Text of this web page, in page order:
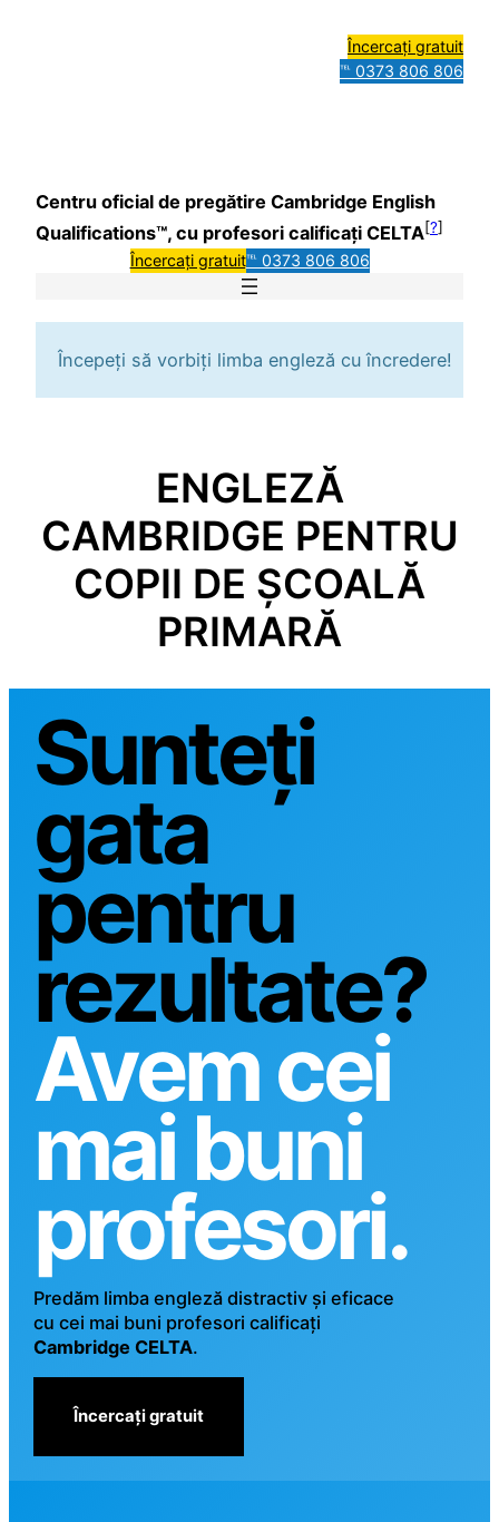
Încercați gratuit
℡ 0373 806 806
Centru oficial de pregătire Cambridge English
Qualifications™, cu profesori calificați CELTA[?]
Încercați gratuit℡ 0373 806 806
Începeți să vorbiți limba engleză cu încredere!
ENGLEZĂ
CAMBRIDGE PENTRU
COPII DE ȘCOALĂ
PRIMARĂ
Sunteți
gata
pentru
rezultate?
Avem cei
mai buni
profesori.
Predăm limba engleză distractiv și eficace
cu cei mai buni profesori calificați
Cambridge CELTA.
Încercați gratuit